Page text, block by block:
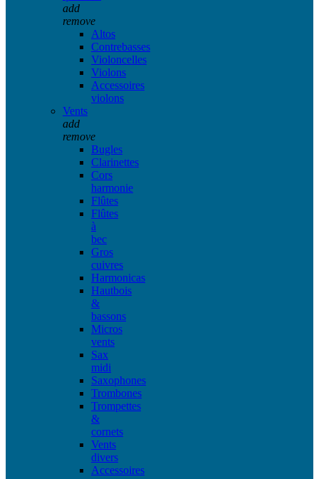
add
remove
Altos
Contrebasses
Violoncelles
Violons
Accessoires
violons
Vents
add
remove
Bugles
Clarinettes
Cors
harmonie
Flûtes
Flûtes
à
bec
Gros
cuivres
Harmonicas
Hautbois
&
bassons
Micros
vents
Sax
midi
Saxophones
Trombones
Trompettes
&
cornets
Vents
divers
Accessoires